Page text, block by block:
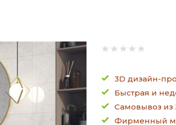
3D дизайн-
Быстрая и
Самовывоз из
Фирменный